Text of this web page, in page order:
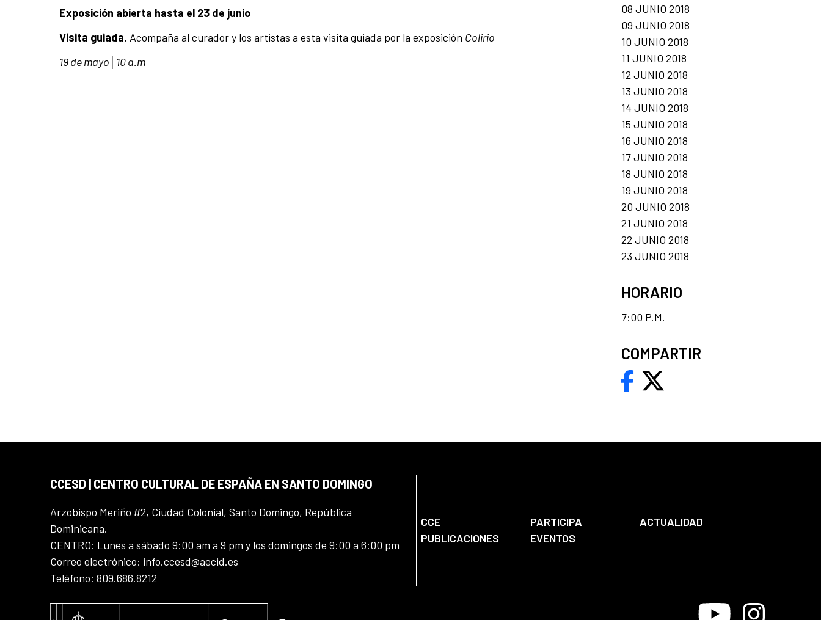
Exposición abierta hasta el 23 de junio
Visita guiada. Acompaña al curador y los artistas a esta visita guiada por la exposición Colirio
19 de mayo│10 a.m
08 JUNIO 2018
09 JUNIO 2018
10 JUNIO 2018
11 JUNIO 2018
12 JUNIO 2018
13 JUNIO 2018
14 JUNIO 2018
15 JUNIO 2018
16 JUNIO 2018
17 JUNIO 2018
18 JUNIO 2018
19 JUNIO 2018
20 JUNIO 2018
21 JUNIO 2018
22 JUNIO 2018
23 JUNIO 2018
HORARIO
7:00 P.M.
COMPARTIR
CCESD | CENTRO CULTURAL DE ESPAÑA EN SANTO DOMINGO
Arzobispo Meriño #2, Ciudad Colonial, Santo Domingo, República
Dominicana.
CENTRO: Lunes a sábado 9:00 am a 9 pm y los domingos de 9:00 a 6:00 pm
Correo electrónico: info.ccesd@aecid.es
Teléfono: 809.686.8212
CCE PARTICIPA
ACTUALIDAD
PUBLICACIONES
EVENTOS
Youtube Instagram